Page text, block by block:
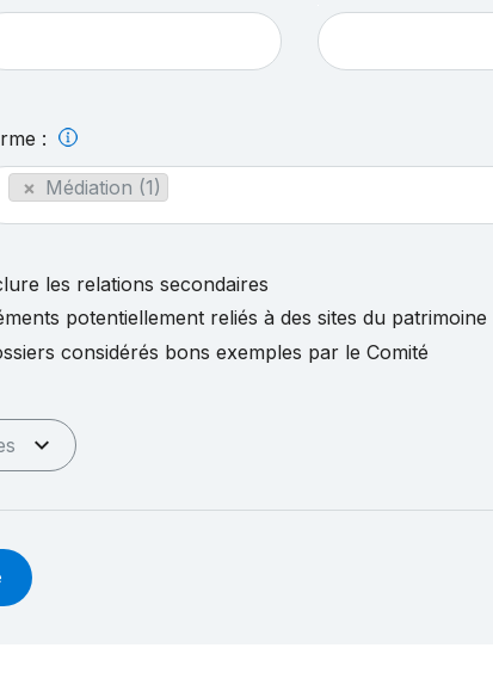
:
× Médiation (1)
les relations secondaires
potentiellement reliés à des sites du patrimoine
considérés bons exemples par le Comité